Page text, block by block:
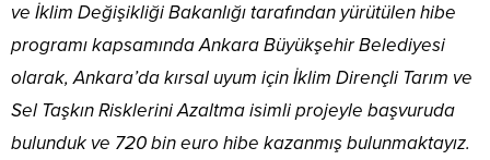
ve İklim Değişikliği Bakanlığı tarafından yürütülen hibe
programı kapsamında Ankara Büyükşehir Belediyesi
olarak, Ankara’da kırsal uyum için İklim Dirençli Tarım ve
Sel Taşkın Risklerini Azaltma isimli projeyle başvuruda
bulunduk ve 720 bin euro hibe kazanmış bulunmaktayız.